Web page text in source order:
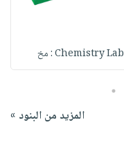
Chemistry Lab : مخ
5
المزيد من البنود »